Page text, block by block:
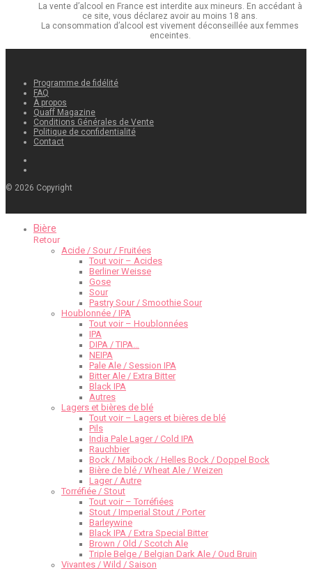
La vente d’alcool en France est interdite aux mineurs. En accédant à
ce site, vous déclarez avoir au moins 18 ans.
La consommation d’alcool est vivement déconseillée aux femmes
enceintes.
Programme de fidélité
FAQ
À propos
Quaff Magazine
Conditions Générales de Vente
Politique de confidentialité
Contact
© 2026 Copyright
Bière
Retour
Acide / Sour / Fruitées
Tout voir – Acides
Berliner Weisse
Gose
Sour
Pastry Sour / Smoothie Sour
Houblonnée / IPA
Tout voir – Houblonnées
IPA
DIPA / TIPA…
NEIPA
Pale Ale / Session IPA
Bitter Ale / Extra Bitter
Black IPA
Autres
Lagers et bières de blé
Tout voir – Lagers et bières de blé
Pils
India Pale Lager / Cold IPA
Rauchbier
Bock / Maibock / Helles Bock / Doppel Bock
Bière de blé / Wheat Ale / Weizen
Lager / Autre
Torréfiée / Stout
Tout voir – Torréfiées
Stout / Imperial Stout / Porter
Barleywine
Black IPA / Extra Special Bitter
Brown / Old / Scotch Ale
Triple Belge / Belgian Dark Ale / Oud Bruin
Vivantes / Wild / Saison